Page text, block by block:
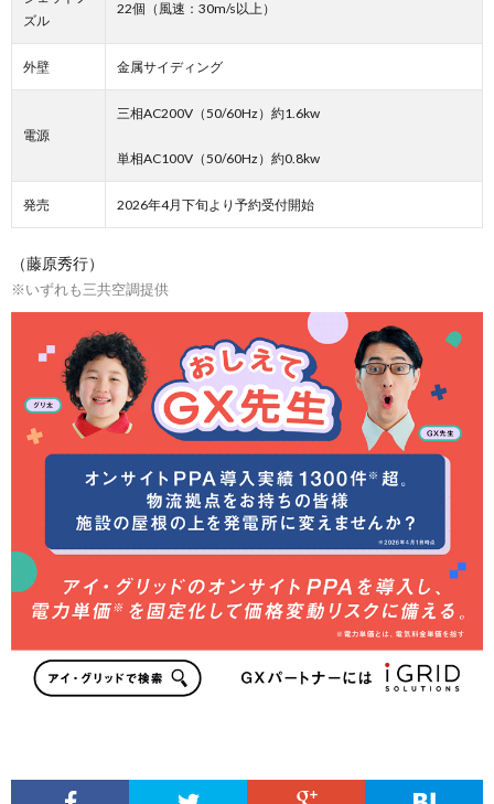
ズル
22個（風速：30m/s以上）
外壁 金属サイディング
電源
三相AC200V（50/60Hz）約1.6kw
単相AC100V（50/60Hz）約0.8kw
発売 2026年4月下旬より予約受付開始
（藤原秀行）
※いずれも三共空調提供